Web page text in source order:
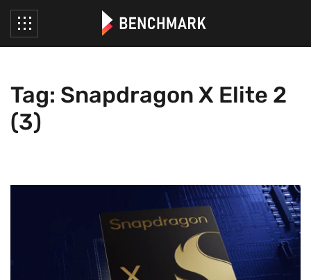
Tag: Snapdragon X Elite 2
(3)